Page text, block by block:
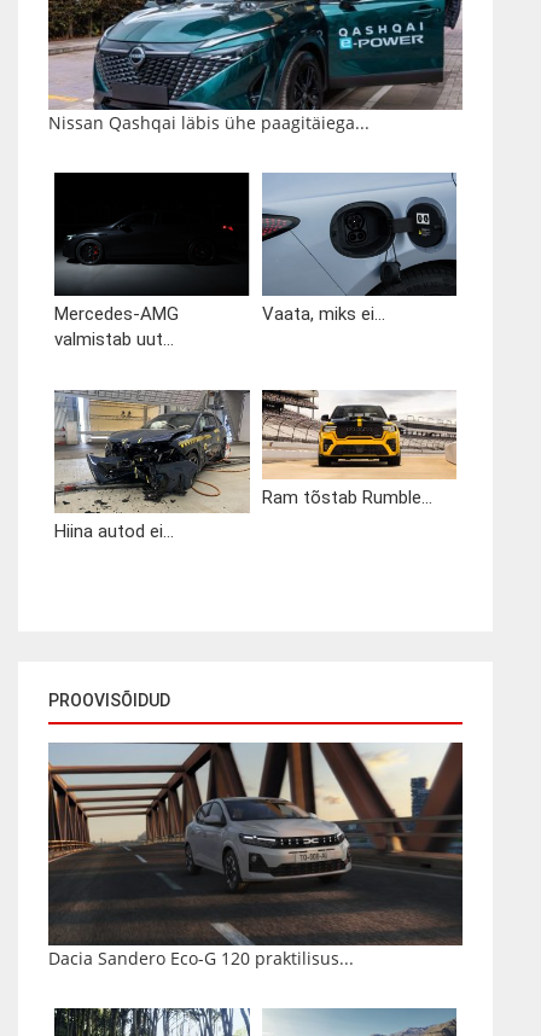
Nissan Qashqai läbis ühe paagitäiega...
Mercedes-AMG
valmistab uut...
Vaata, miks ei...
Hiina autod ei...
Ram tõstab Rumble...
PROOVISÕIDUD
Dacia Sandero Eco-G 120 praktilisus...